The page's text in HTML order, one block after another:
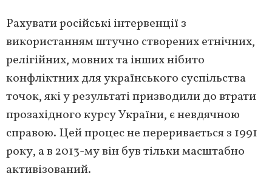
Рахувати російські інтервенції з
використанням штучно створених етнічних,
релігійних, мовних та інших нібито
конфліктних для українського суспільства
точок, які у результаті призводили до втрати
прозахідного курсу України, є невдячною
справою. Цей процес не переривається з 1991
року, а в 2013-му він був тільки масштабно
активізований.